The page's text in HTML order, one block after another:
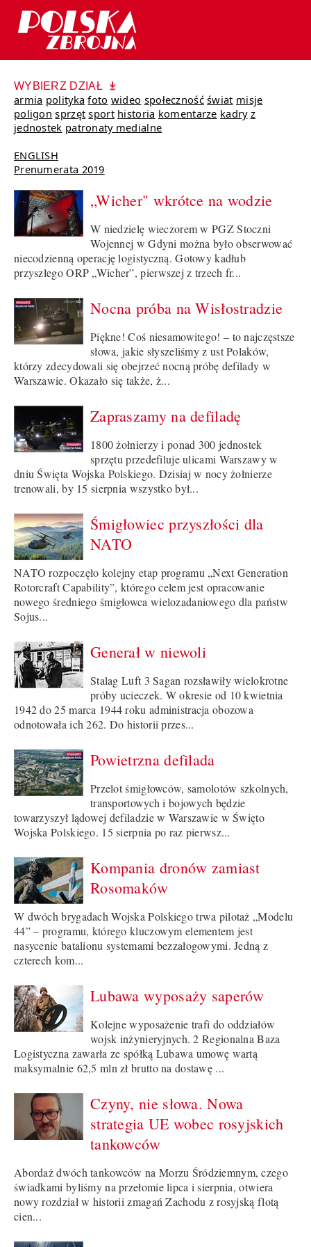
WYBIERZ DZIAŁ
armia polityka foto wideo społeczność świat misje
poligon sprzęt sport historia komentarze kadry z
jednostek patronaty medialne
ENGLISH
Prenumerata 2019
„Wicher" wkrótce na wodzie
W niedzielę wieczorem w PGZ Stoczni
Wojennej w Gdyni można było obserwować
niecodzienną operację logistyczną. Gotowy kadłub
przyszłego ORP „Wicher”, pierwszej z trzech fr...
Nocna próba na Wisłostradzie
Piękne! Coś niesamowitego! – to najczęstsze
słowa, jakie słyszeliśmy z ust Polaków,
którzy zdecydowali się obejrzeć nocną próbę defilady w
Warszawie. Okazało się także, ż...
Zapraszamy na defiladę
1800 żołnierzy i ponad 300 jednostek
sprzętu przedefiluje ulicami Warszawy w
dniu Święta Wojska Polskiego. Dzisiaj w nocy żołnierze
trenowali, by 15 sierpnia wszystko był...
Śmigłowiec przyszłości dla
NATO
NATO rozpoczęło kolejny etap programu „Next Generation
Rotorcraft Capability”, którego celem jest opracowanie
nowego średniego śmigłowca wielozadaniowego dla państw
Sojus...
Generał w niewoli
Stalag Luft 3 Sagan rozsławiły wielokrotne
próby ucieczek. W okresie od 10 kwietnia
1942 do 25 marca 1944 roku administracja obozowa
odnotowała ich 262. Do historii przes...
Powietrzna defilada
Przelot śmigłowców, samolotów szkolnych,
transportowych i bojowych będzie
towarzyszył lądowej defiladzie w Warszawie w Święto
Wojska Polskiego. 15 sierpnia po raz pierwsz...
Kompania dronów zamiast
Rosomaków
W dwóch brygadach Wojska Polskiego trwa pilotaż „Modelu
44” – programu, którego kluczowym elementem jest
nasycenie batalionu systemami bezzałogowymi. Jedną z
czterech kom...
Lubawa wyposaży saperów
Kolejne wyposażenie trafi do oddziałów
wojsk inżynieryjnych. 2 Regionalna Baza
Logistyczna zawarła ze spółką Lubawa umowę wartą
maksymalnie 62,5 mln zł brutto na dostawę ...
Czyny, nie słowa. Nowa
strategia UE wobec rosyjskich
tankowców
Abordaż dwóch tankowców na Morzu Śródziemnym, czego
świadkami byliśmy na przełomie lipca i sierpnia, otwiera
nowy rozdział w historii zmagań Zachodu z rosyjską flotą
cien...